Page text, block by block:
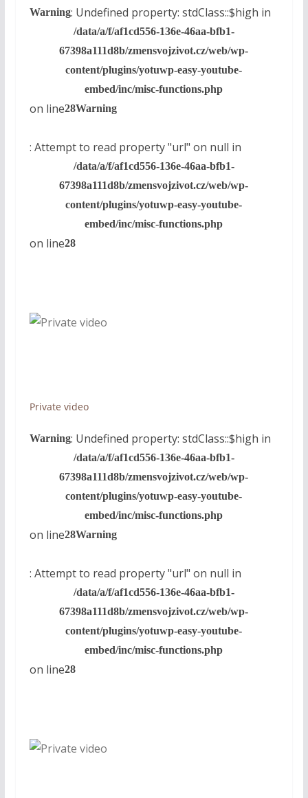
Warning: Undefined property: stdClass::$high in
/data/a/f/af1cd556-136e-46aa-bfb1-
67398a111d8b/zmensvojzivot.cz/web/wp-
content/plugins/yotuwp-easy-youtube-
embed/inc/misc-functions.php
on line28Warning
: Attempt to read property "url" on null in
/data/a/f/af1cd556-136e-46aa-bfb1-
67398a111d8b/zmensvojzivot.cz/web/wp-
content/plugins/yotuwp-easy-youtube-
embed/inc/misc-functions.php
on line28
Private video
Warning: Undefined property: stdClass::$high in
/data/a/f/af1cd556-136e-46aa-bfb1-
67398a111d8b/zmensvojzivot.cz/web/wp-
content/plugins/yotuwp-easy-youtube-
embed/inc/misc-functions.php
on line28Warning
: Attempt to read property "url" on null in
/data/a/f/af1cd556-136e-46aa-bfb1-
67398a111d8b/zmensvojzivot.cz/web/wp-
content/plugins/yotuwp-easy-youtube-
embed/inc/misc-functions.php
on line28